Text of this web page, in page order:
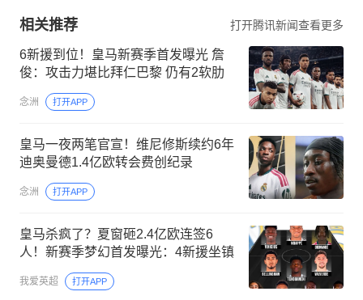
相关推荐 打开腾讯新闻查看更多
6新援到位！皇马新赛季首发曝光 詹
俊：攻击力堪比拜仁巴黎 仍有2软肋
念洲 打开APP
皇马一夜两笔官宣！维尼修斯续约6年
迪奥曼德1.4亿欧转会费创纪录
念洲 打开APP
皇马杀疯了？夏窗砸2.4亿欧连签6
人！新赛季梦幻首发曝光：4新援坐镇
我爱英超 打开APP